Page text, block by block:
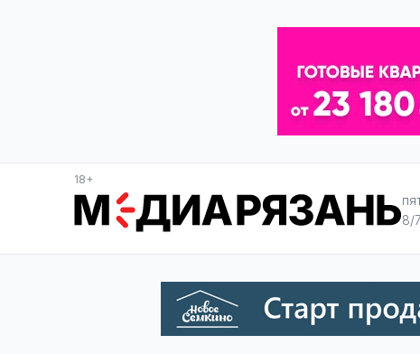
18+
8/